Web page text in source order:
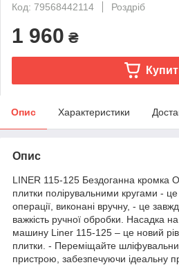
Код: 79568442114
Роздріб
1 960 ₴
Опис Характеристики
Опис
LINER 115-125 Бездоганна кромка
плитки полірувальними кругами -
операції, виконані вручну, - це
важкість ручної обробки. Насадка
машину Liner 115-125 – це новий
плитки. - Переміщайте
пристрою, забезпечуючи ідеальну